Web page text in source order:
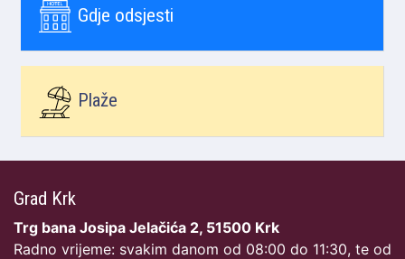
Gdje odsjesti
Plaže
Grad Krk
Trg bana Josipa Jelačića 2, 51500 Krk
Radno vrijeme: svakim danom od 08:00 do 11:30, te od